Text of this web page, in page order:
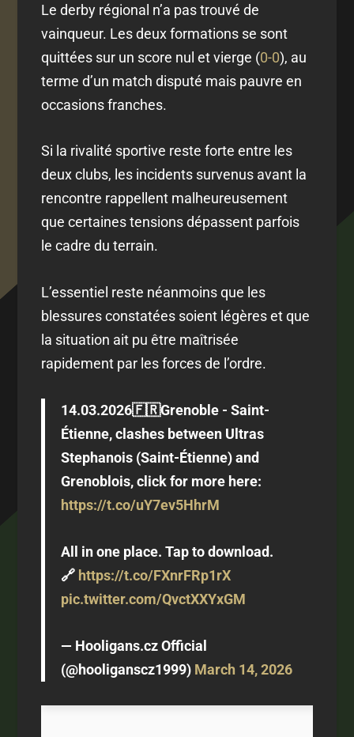
Le derby régional n’a pas trouvé de
vainqueur. Les deux formations se sont
quittées sur un score nul et vierge (0-0), au
terme d’un match disputé mais pauvre en
occasions franches.
Si la rivalité sportive reste forte entre les
deux clubs, les incidents survenus avant la
rencontre rappellent malheureusement
que certaines tensions dépassent parfois
le cadre du terrain.
L’essentiel reste néanmoins que les
blessures constatées soient légères et que
la situation ait pu être maîtrisée
rapidement par les forces de l’ordre.
14.03.2026🇫🇷Grenoble - Saint-
Étienne, clashes between Ultras
Stephanois (Saint-Étienne) and
Grenoblois, click for more here:
https://t.co/uY7ev5HhrM
All in one place. Tap to download.
🔗 https://t.co/FXnrFRp1rX
pic.twitter.com/QvctXXYxGM
— Hooligans.cz Official
(@hooliganscz1999) March 14, 2026